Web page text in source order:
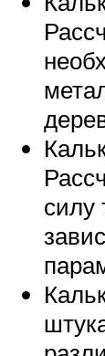
силу